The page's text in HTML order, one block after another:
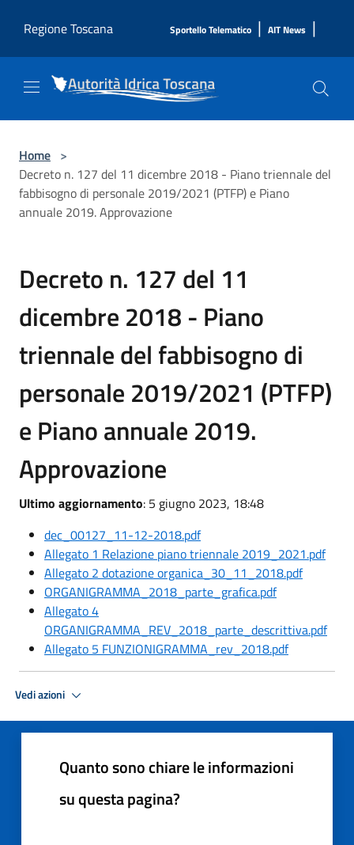
Regione Toscana
Sportello Telematico | AIT News |
Home >
Decreto n. 127 del 11 dicembre 2018 - Piano triennale del
fabbisogno di personale 2019/2021 (PTFP) e Piano
annuale 2019. Approvazione
Decreto n. 127 del 11
dicembre 2018 - Piano
triennale del fabbisogno di
personale 2019/2021 (PTFP)
e Piano annuale 2019.
Approvazione
Ultimo aggiornamento: 5 giugno 2023, 18:48
dec_00127_11-12-2018.pdf
Allegato 1 Relazione piano triennale 2019_2021.pdf
Allegato 2 dotazione organica_30_11_2018.pdf
ORGANIGRAMMA_2018_parte_grafica.pdf
Allegato 4
ORGANIGRAMMA_REV_2018_parte_descrittiva.pdf
Allegato 5 FUNZIONIGRAMMA_rev_2018.pdf
Vedi azioni
Quanto sono chiare le informazioni
su questa pagina?